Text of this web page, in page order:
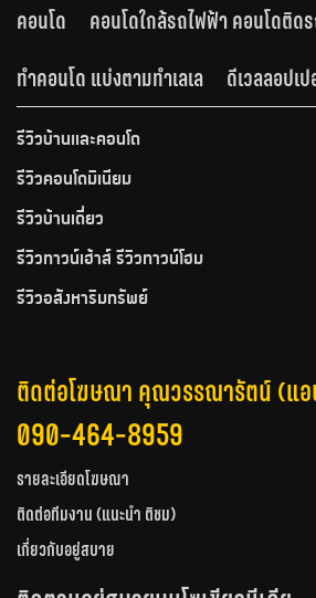
คอนโด
คอนโดใกล้รถไฟฟ้า คอนโดติด
ทำคอนโด แบ่งตามทำเลเล
ดีเวลลอปเ
รีวิวบ้านและคอนโด
รีวิวคอนโดมิเนียม
รีวิวบ้านเดี่ยว
รีวิวทาวน์เฮ้าส์ รีวิวทาวน์โฮม
รีวิวอสังหาริมทรัพย์
ติดต่อโฆษณา คุณวรรณารัตน์ (แ
090-464-8959
รายละเอียดโฆษณา
ติดต่อทีมงาน (แนะนำ ติชม)
เกี่ยวกับอยู่สบาย